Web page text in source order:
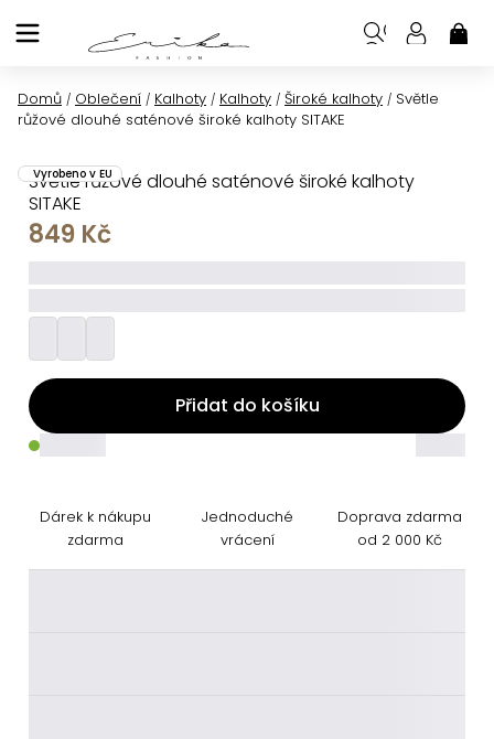
na
Domů / Oblečení / Kalhoty / Kalhoty / Široké kalhoty / Světle
růžové dlouhé saténové široké kalhoty SITAKE
Světle růžové dlouhé saténové široké kalhoty
SITAKE
Vyrobeno v EU
849 Kč
Přidat do košíku
Dárek k nákupu
zdarma
Jednoduché
vrácení
Doprava zdarma
od 2 000 Kč